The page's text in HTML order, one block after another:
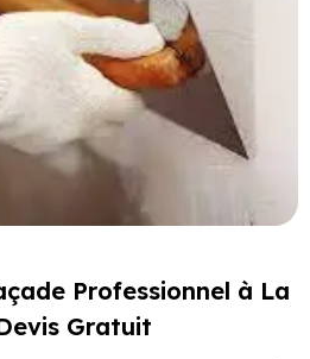
Professionnel à La
Gratuit